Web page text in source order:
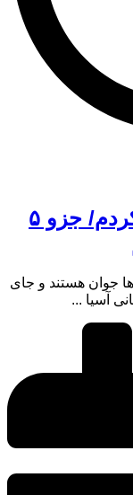
استکی: روی قشلاقی ریسک کردم/ جزو ۵
جوان هستند و جای
آسیا ...